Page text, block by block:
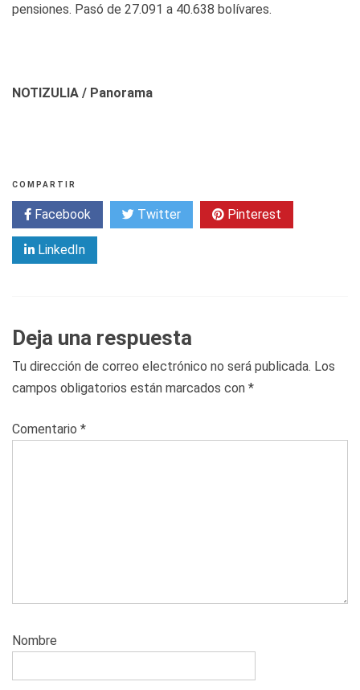
pensiones. Pasó de 27.091 a 40.638 bolívares.
NOTIZULIA / Panorama
COMPARTIR
Facebook Twitter Pinterest
LinkedIn
Deja una respuesta
Tu dirección de correo electrónico no será publicada. Los
campos obligatorios están marcados con *
Comentario *
Nombre